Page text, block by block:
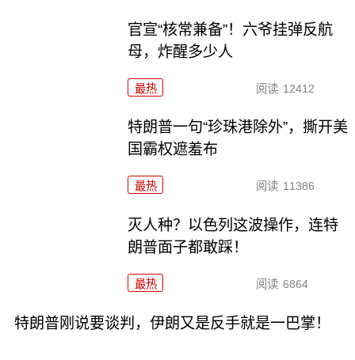
官宣“核常兼备”！六爷挂弹反航
母，炸醒多少人
最热 阅读 12412
特朗普一句“珍珠港除外”，撕开美
国霸权遮羞布
最热 阅读 11386
灭人种？以色列这波操作，连特
朗普面子都敢踩！
最热 阅读 6864
特朗普刚说要谈判，伊朗又是反手就是一巴掌！